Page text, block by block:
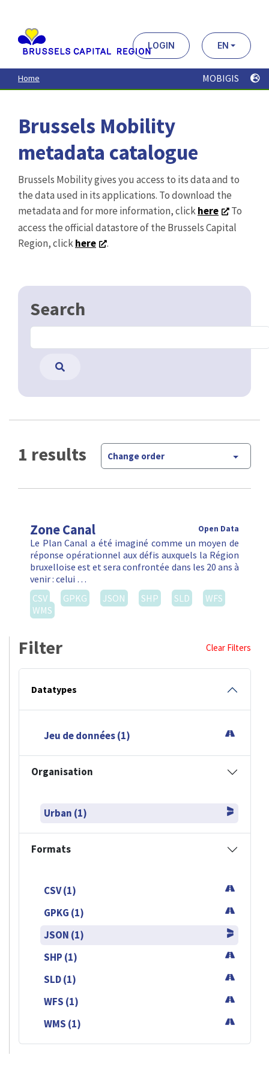
contenu
principal
LOGIN EN
Home MOBIGIS
Brussels Mobility
metadata catalogue
Brussels Mobility gives you access to its data and to
the data used in its applications. To download the
metadata and for more information, clickhere
To
access the official datastore of the Brussels Capital
Region, clickhere .
Search
1 results Change order
Zone Canal Open Data
Le Plan Canal a été imaginé comme un moyen de
réponse opérationnel aux défis auxquels la Région
bruxelloise est et sera confrontée dans les 20 ans à
venir : celui …
CSV
GPKG JSON SHP SLD
WFS
WMS
Filter Clear Filters
Datatypes
Jeu de données (1)
Organisation
Urban (1)
Formats
CSV (1)
GPKG (1)
JSON (1)
SHP (1)
SLD (1)
WFS (1)
WMS (1)